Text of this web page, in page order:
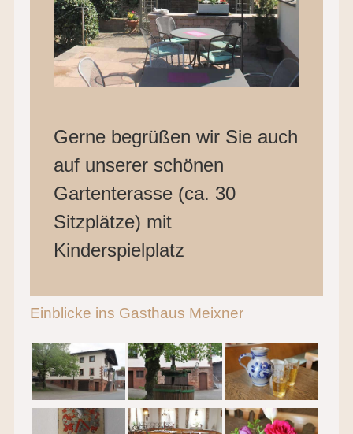
Gerne begrüßen wir Sie auch
auf unserer schönen
Gartenterasse (ca. 30
Sitzplätze) mit
Kinderspielplatz
Einblicke ins Gasthaus Meixner